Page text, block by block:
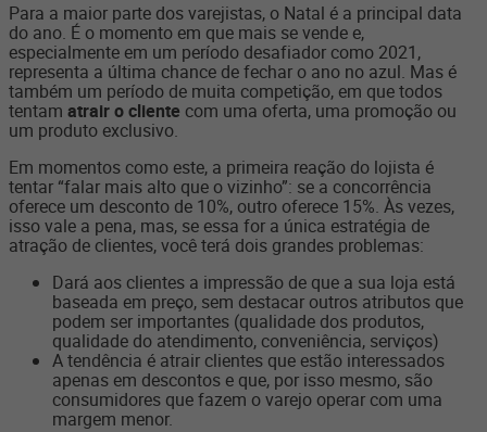
Para a maior parte dos varejistas, o Natal é a principal data
do ano. É o momento em que mais se vende e,
especialmente em um período desafiador como 2021,
representa a última chance de fechar o ano no azul. Mas é
também um período de muita competição, em que todos
tentam atrair o cliente com uma oferta, uma promoção ou
um produto exclusivo.
Em momentos como este, a primeira reação do lojista é
tentar “falar mais alto que o vizinho”: se a concorrência
oferece um desconto de 10%, outro oferece 15%. Às vezes,
isso vale a pena, mas, se essa for a única estratégia de
atração de clientes, você terá dois grandes problemas:
Dará aos clientes a impressão de que a sua loja está
baseada em preço, sem destacar outros atributos que
podem ser importantes (qualidade dos produtos,
qualidade do atendimento, conveniência, serviços)
A tendência é atrair clientes que estão interessados
apenas em descontos e que, por isso mesmo, são
consumidores que fazem o varejo operar com uma
margem menor.